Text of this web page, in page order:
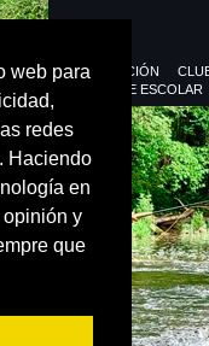
web para
redes
Haciendo
en
opinión y
que
FEDERACIÓN
DEPORTE ESCOLAR